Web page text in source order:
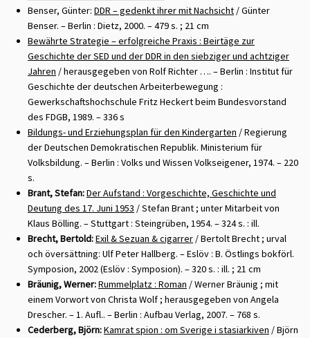
Benser, Günter: DDR – gedenkt ihrer mit Nachsicht / Günter
Benser. – Berlin : Dietz, 2000. – 479 s. ; 21 cm
Bewährte Strategie – erfolgreiche Praxis : Beirtäge zur
Geschichte der SED und der DDR in den siebziger und achtziger
Jahren / herausgegeben von Rolf Richter …. – Berlin : Institut für
Geschichte der deutschen Arbeiterbewegung :
Gewerkschaftshochschule Fritz Heckert beim Bundesvorstand
des FDGB, 1989. – 336 s
Bildungs- und Erziehungsplan für den Kindergarten / Regierung
der Deutschen Demokratischen Republik. Ministerium für
Volksbildung. – Berlin : Volks und Wissen Volkseigener, 1974. – 220
s.
Brant, Stefan:Der Aufstand : Vorgeschichte, Geschichte und
Deutung des 17. Juni 1953 / Stefan Brant ; unter Mitarbeit von
Klaus Bölling. – Stuttgart : Steingrüben, 1954. – 324 s. : ill.
Brecht, Bertold:Exil & Sezuan & cigarrer / Bertolt Brecht ; urval
och översättning: Ulf Peter Hallberg. – Eslöv : B. Östlings bokförl.
Symposion, 2002 (Eslöv : Symposion). – 320 s. : ill. ; 21 cm
Bräunig, Werner:Rummelplatz : Roman / Werner Bräunig ; mit
einem Vorwort von Christa Wolf ; herausgegeben von Angela
Drescher. – 1. Aufl.. – Berlin : Aufbau Verlag, 2007. – 768 s.
Cederberg, Björn:Kamrat spion : om Sverige i stasiarkiven / Björn